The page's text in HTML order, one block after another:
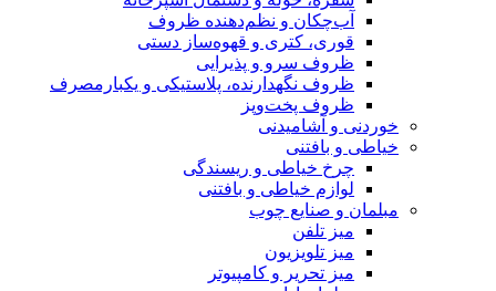
آب‌چکان و نظم‌دهنده ظروف
قوری، کتری و قهوه‌ساز دستی
ظروف سرو و پذیرایی
ظروف نگهدارنده، پلاستیکی و یکبارمصرف
ظروف پخت‌وپز
خوردنی و آشامیدنی
خیاطی و بافتنی
چرخ خیاطی و ریسندگی
لوازم خیاطی و بافتنی
مبلمان و صنایع چوب
میز تلفن
میز تلویزیون
میز تحریر و کامپیوتر